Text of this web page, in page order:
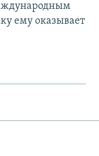
ему оказывает